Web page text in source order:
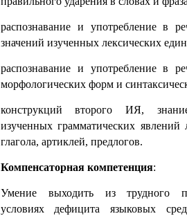
распознавание и употребление в
значений изученных лексических
распознавание и употребление в
морфологических форм и
конструкций второго ИЯ,
изученных грамматических
глагола, артиклей, предлогов.
Компенсаторная компетенция:
Умение выходить из трудного
условиях дефицита языковых